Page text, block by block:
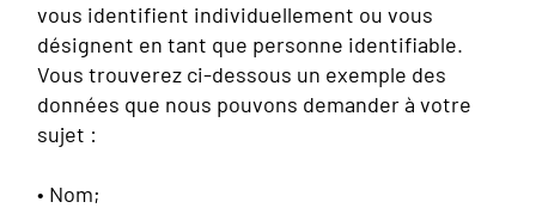
vous identifient individuellement ou vous
désignent en tant que personne identifiable.
Vous trouverez ci-dessous un exemple des
données que nous pouvons demander à votre
sujet :
• Nom;